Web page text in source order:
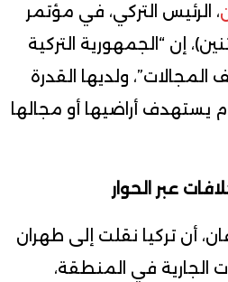
، الرئيس التركي، في مؤتمر
إن “الجمهورية التركية
ولديها القدرة
أراضيها أو مجالها
عبر الحوار
أن تركيا نقلت إلى طهران
الجارية في المنطقة،